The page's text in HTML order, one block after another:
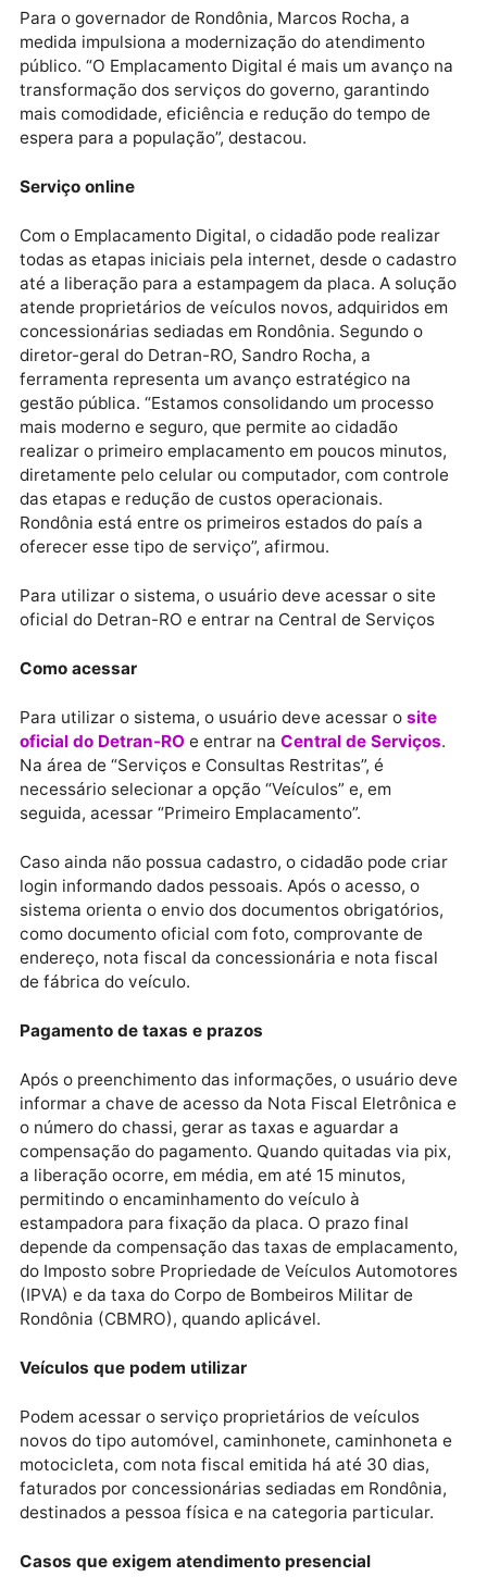
A plataforma possibilita o envio de documentos,
pagamento de taxas e acompanhamento completo
processo, eliminando a necessidade de
até uma unidade física para a maior parte dos casos.
medida impulsiona a modernização do atendimento
público. “O Emplacamento Digital é mais um avanço
transformação dos serviços do governo, garantindo
mais comodidade, eficiência e redução do tempo de
espera para a população”, destacou.
Serviço online
Com o Emplacamento Digital, o cidadão pode
todas as etapas iniciais pela internet, desde o
até a liberação para a estampagem da placa. A
atende proprietários de veículos novos, adquiridos
concessionárias sediadas em Rondônia. Segundo o
diretor-geral do Detran-RO, Sandro Rocha, a
gestão pública. “Estamos consolidando um processo
mais moderno e seguro, que permite ao cidadão
diretamente pelo celular ou computador, com
Rondônia está entre os primeiros estados do país a
oferecer esse tipo de serviço”, afirmou.
Para utilizar o sistema, o usuário deve acessar o site
Como acessar
Para utilizar o sistema, o usuário deve acessar o
oficial do Detran-RO
necessário selecionar a opção “Veículos” e, em
Caso ainda não possua cadastro, o cidadão pode
login informando dados pessoais. Após o acesso, o
sistema orienta o envio dos documentos
como documento oficial com foto, comprovante de
endereço, nota fiscal da concessionária e nota fiscal
de fábrica do veículo.
Pagamento de taxas e prazos
informar a chave de acesso da Nota Fiscal
compensação do pagamento. Quando quitadas via
a liberação ocorre, em média, em até 15 minutos,
permitindo o encaminhamento do veículo à
estampadora para fixação da placa. O prazo final
do Imposto sobre Propriedade de Veículos